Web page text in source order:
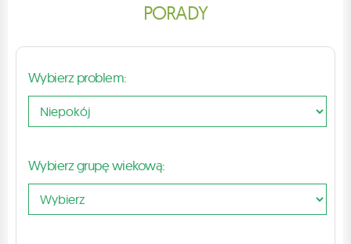
PORADY
Wybierz problem:
Wybierz grupę wiekową: